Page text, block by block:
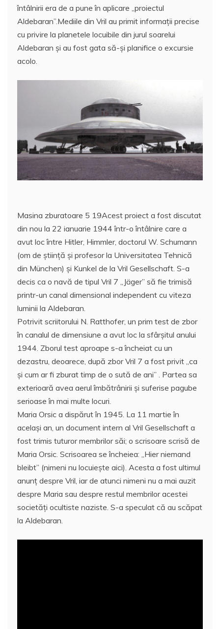
întâlnirii era de a pune în aplicare „proiectul
Aldebaran”.Mediile din Vril au primit informații precise
cu privire la planetele locuibile din jurul soarelui
Aldebaran și au fost gata să-și planifice o excursie
acolo.
Masina zburatoare 5 19Acest proiect a fost discutat
din nou la 22 ianuarie 1944 într-o întâlnire care a
avut loc între Hitler, Himmler, doctorul W. Schumann
(om de știință și profesor la Universitatea Tehnică
din München) și Kunkel de la Vril Gesellschaft. S-a
decis ca o navă de tipul Vril 7 „Jäger” să fie trimisă
printr-un canal dimensional independent cu viteza
luminii la Aldebaran.
Potrivit scriitorului N. Ratthofer, un prim test de zbor
în canalul de dimensiune a avut loc la sfârșitul anului
1944. Zborul test aproape s-a încheiat cu un
dezastru, deoarece, după zbor Vril 7 a fost privit „ca
și cum ar fi zburat timp de o sută de ani” . Partea sa
exterioară avea aerul îmbătrânirii şi suferise pagube
serioase în mai multe locuri.
Maria Orsic a dispărut în 1945. La 11 martie în
acelaşi an, un document intern al Vril Gesellschaft a
fost trimis tuturor membrilor săi; o scrisoare scrisă de
Maria Orsic. Scrisoarea se încheiea: „Hier niemand
bleibt” (nimeni nu locuiește aici). Acesta a fost ultimul
anunţ despre Vril, iar de atunci nimeni nu a mai auzit
despre Maria sau despre restul membrilor acestei
societăţi ocultiste naziste. S-a speculat că au scăpat
la Aldebaran.